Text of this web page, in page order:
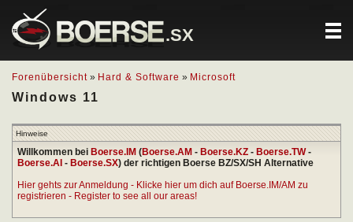
.SX
Forenübersicht » Hard & Software » Microsoft
Windows 11
Hinweise
Willkommen bei Boerse.IM (Boerse.AM - Boerse.KZ - Boerse.TW-
Boerse.AI - Boerse.SX) der richtigen Boerse BZ/SX/SH Alternative
Hier gehts zur Anmeldung - Klicke hier um dich auf Boerse.IM/AM zu
registrieren - Register to see all our areas!